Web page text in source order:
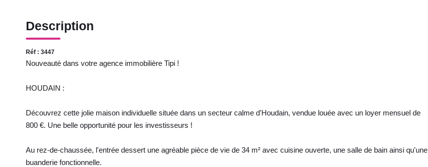
Description
Réf : 3447
Nouveauté dans votre agence immobilière Tipi !
HOUDAIN :
Découvrez cette jolie maison individuelle située dans un secteur calme d'Houdain, vendue louée avec un loyer mensuel de
800 €. Une belle opportunité pour les investisseurs !
Au rez-de-chaussée, l'entrée dessert une agréable pièce de vie de 34 m² avec cuisine ouverte, une salle de bain ainsi qu'une
buanderie fonctionnelle.